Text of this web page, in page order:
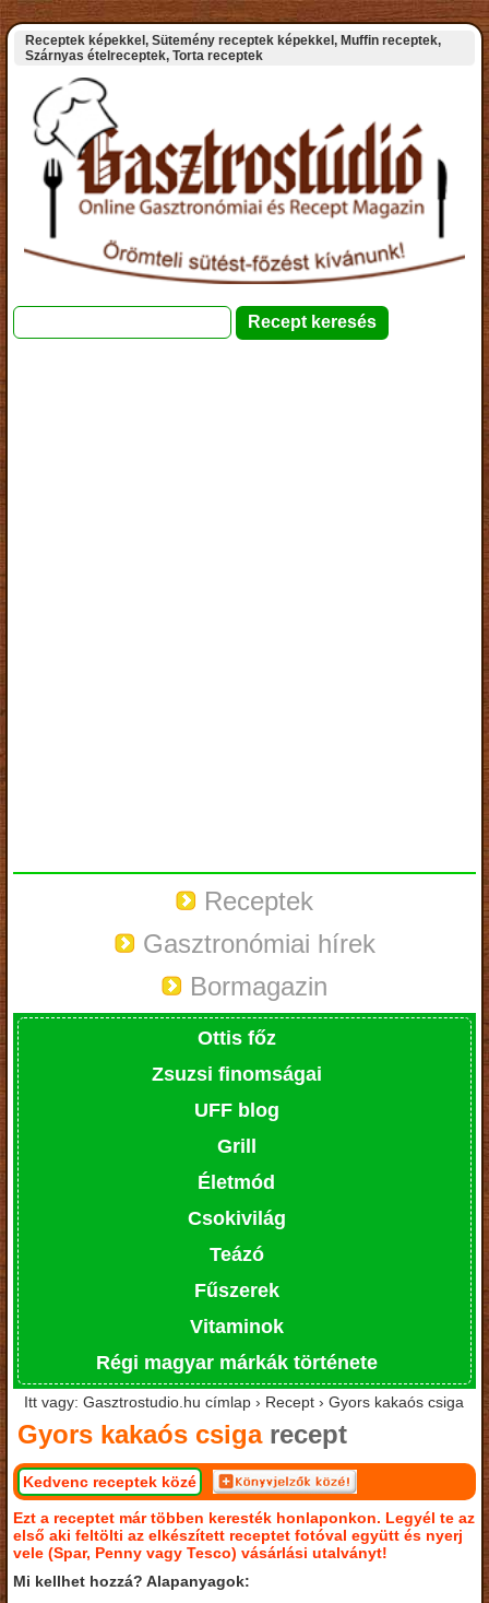
Receptek képekkel, Sütemény receptek képekkel, Muffin receptek,
Szárnyas ételreceptek, Torta receptek
Receptek
Gasztronómiai hírek
Bormagazin
Ottis főz
Zsuzsi finomságai
UFF blog
Grill
Életmód
Csokivilág
Teázó
Fűszerek
Vitaminok
Régi magyar márkák története
Itt vagy: Gasztrostudio.hu címlap › Recept › Gyors kakaós csiga
Gyors kakaós csigarecept
Kedvenc receptek közé
Ezt a receptet már többen keresték honlaponkon. Legyél te az
első aki feltölti az elkészített receptet fotóval együtt és nyerj
vele (Spar, Penny vagy Tesco) vásárlási utalványt!
Mi kellhet hozzá? Alapanyagok: